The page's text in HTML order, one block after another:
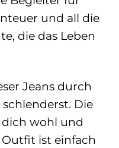
und all die
die das Leben
Jeans durch
Die
wohl und
ist einfach